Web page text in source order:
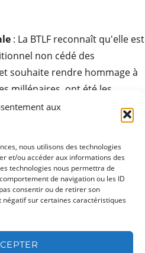
aux
nous utilisons des technologies
et/ou accéder aux informations des
technologies nous permettra de
de navigation ou les ID
consentir ou de retirer son
sur certaines caractéristiques
: La BTLF reconnaît qu'elle est
non cédé des
souhaite rendre hommage à
millénaires, ont été les
exprime son respect pour la
à la culture des
ouvrir
le
le